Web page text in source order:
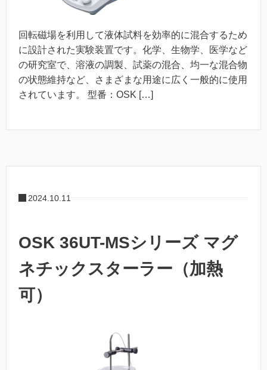
回転磁場を利用して液体試料を効率的に混合するため
に設計された実験装置です。化学、生物学、医学など
の研究室で、溶液の調製、試薬の混合、均一な混合物
の状態維持など、さまざまな用途に広く一般的に使用
されています。 型番：OSK […]
2024.10.11
OSK 36UT-MSシリーズ マグ
ネチックスターラー（加熱
可）